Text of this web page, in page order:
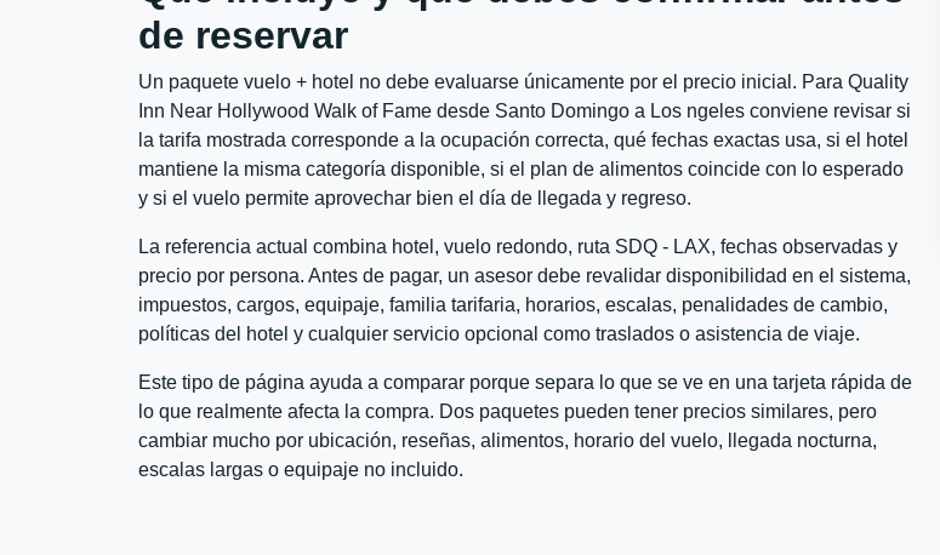
de reservar
Un paquete vuelo + hotel no debe evaluarse únicamente por el precio inicial. Para Quality
Inn Near Hollywood Walk of Fame desde Santo Domingo a Los ngeles conviene revisar si
la tarifa mostrada corresponde a la ocupación correcta, qué fechas exactas usa, si el hotel
mantiene la misma categoría disponible, si el plan de alimentos coincide con lo esperado
y si el vuelo permite aprovechar bien el día de llegada y regreso.
La referencia actual combina hotel, vuelo redondo, ruta SDQ - LAX, fechas observadas y
precio por persona. Antes de pagar, un asesor debe revalidar disponibilidad en el sistema,
impuestos, cargos, equipaje, familia tarifaria, horarios, escalas, penalidades de cambio,
políticas del hotel y cualquier servicio opcional como traslados o asistencia de viaje.
Este tipo de página ayuda a comparar porque separa lo que se ve en una tarjeta rápida de
lo que realmente afecta la compra. Dos paquetes pueden tener precios similares, pero
cambiar mucho por ubicación, reseñas, alimentos, horario del vuelo, llegada nocturna,
escalas largas o equipaje no incluido.